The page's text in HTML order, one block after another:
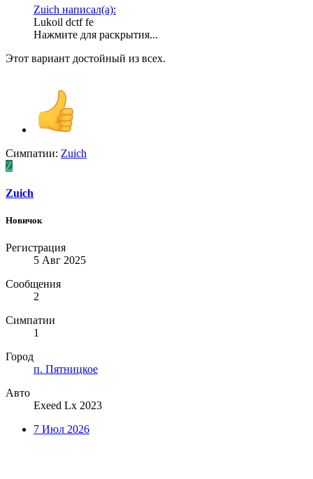
Zuich написал(а):
Lukoil dctf fe
Нажмите для раскрытия...
Этот вариант достойный из всех.
Симпатии: Zuich
Z
Zuich
Новичок
Регистрация
5 Авг 2025
Сообщения
2
Симпатии
1
Город
п. Пятницкое
Авто
Exeed Lx 2023
7 Июл 2026